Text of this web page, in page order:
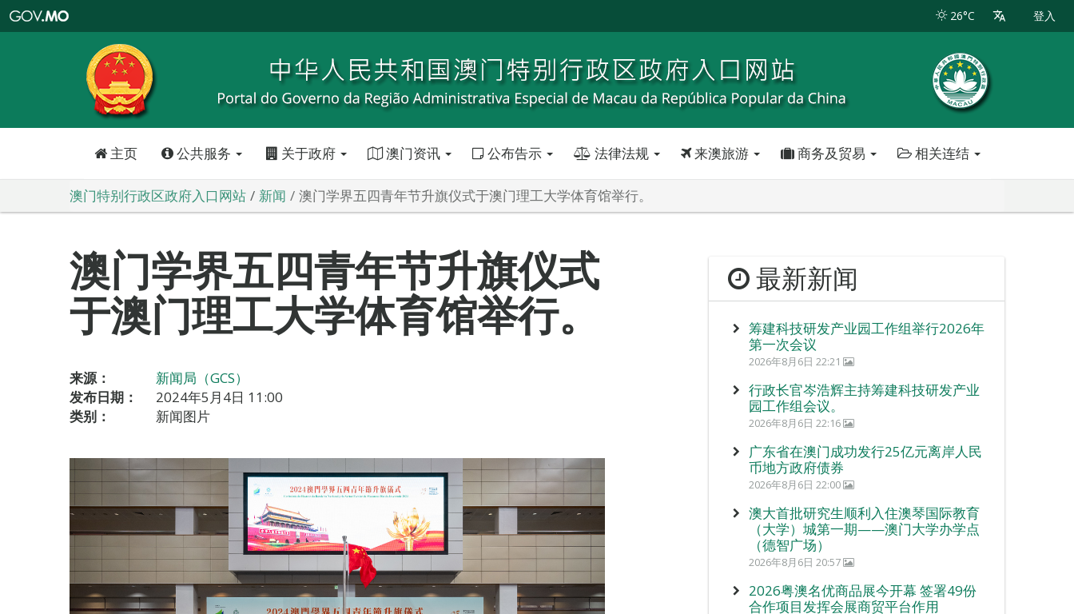
特
政
区
政
口
26°C 登入
主页 公共服务 关于政府 澳门资讯 公布告示 法律法规 来澳旅游 商务及贸易 相关连结
澳门特别行政区政府入口网站 新闻 澳门学界五四青年节升旗仪式于澳门理工大学体育馆举行。
澳门学界五四青年节升旗仪式
于澳门理工大学体育馆举行。
来源：
新闻局（GCS）
发布日期：
2024年5月4日 11:00
类别：
新闻图片
最新新闻
筹建科技研发产业园工作组举行2026年
第一次会议
2026年8月6日 22:21
行政长官岑浩辉主持筹建科技研发产业
园工作组会议。
2026年8月6日 22:16
广东省在澳门成功发行25亿元离岸人民
币地方政府债券
2026年8月6日 22:00
澳大首批研究生顺利入住澳琴国际教育
（大学）城第一期——澳门大学办学点
（德智广场）
2026年8月6日 20:57
2026粤澳名优商品展今开幕 签署49份
合作项目发挥会展商贸平台作用